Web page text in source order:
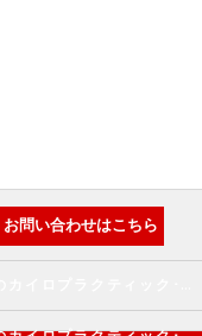
お問い合わせはこちら